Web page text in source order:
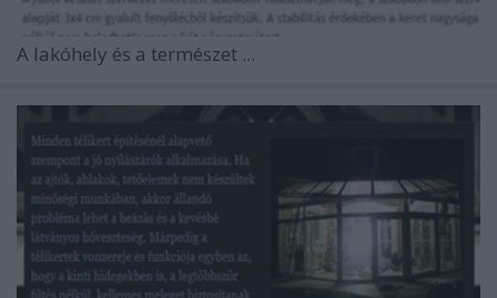
A lakóhely és a természet ...